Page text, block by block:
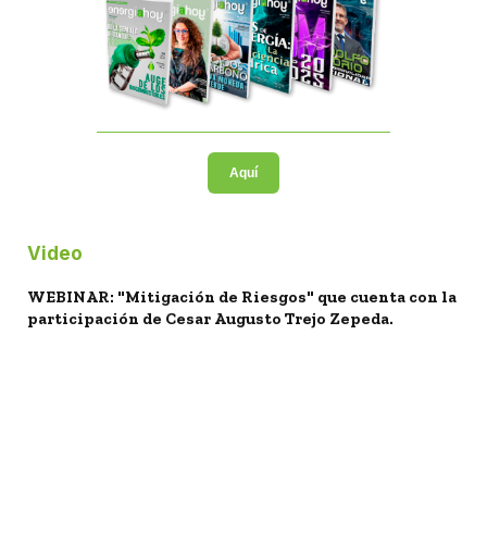
Aquí
Video
WEBINAR: "Mitigación de Riesgos" que cuenta con la
participación de Cesar Augusto Trejo Zepeda.